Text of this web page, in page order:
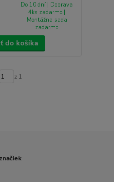
Do 10 dní | Doprava
4ks zadarmo |
Montážna sada
zadarmo
do košíka
z 1